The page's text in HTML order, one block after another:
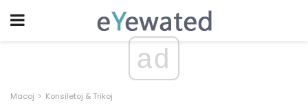
ad
Macoj Konsiletoj & Trikoj